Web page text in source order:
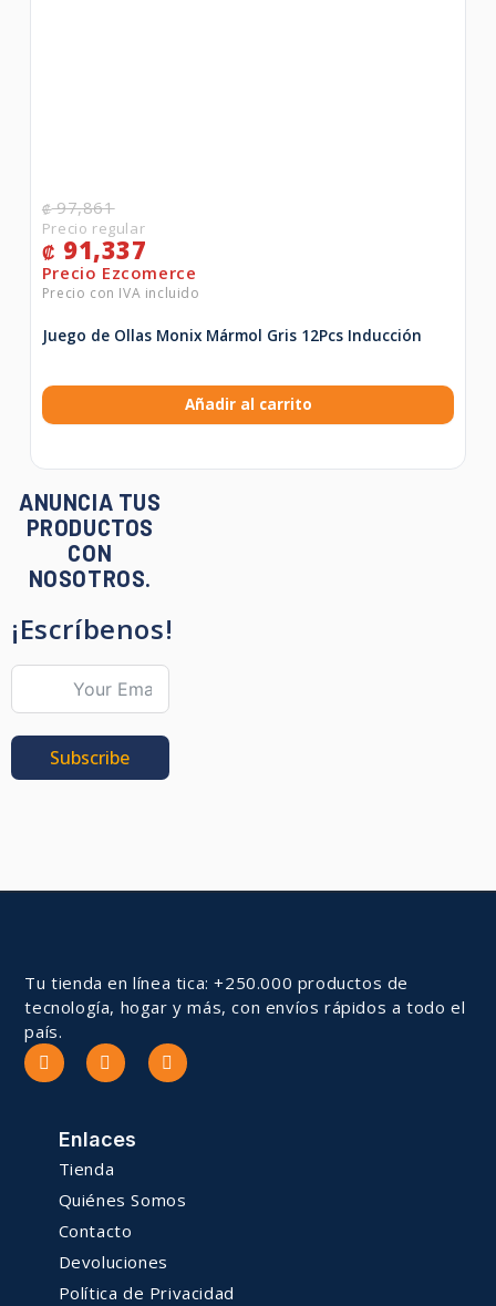
₡97,861
₡ 91,337
Juego de Ollas Monix Mármol Gris 12Pcs Inducción
Añadir al carrito
ANUNCIA TUS
PRODUCTOS
CON
NOSOTROS.
¡Escríbenos!
Subscribe
Tu tienda en línea tica: +250.000 productos de
tecnología, hogar y más, con envíos rápidos a todo el
país.
Enlaces
Tienda
Quiénes Somos
Contacto
Devoluciones
Política de Privacidad